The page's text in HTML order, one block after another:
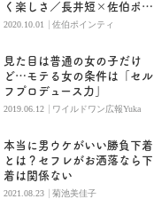
く楽しさ／長井短×佐伯ポイ
ンティ（前編）
2020.10.01 | 佐伯ポインティ
見た目は普通の女の子だけ
ど…モテる女の条件は「セル
フプロデュース力」
2019.06.12 | ワイルドワン広報Yuka
本当に男ウケがいい勝負下着
とは？セフレがお洒落なら下
着は関係ない
2021.08.23 | 菊池美佳子